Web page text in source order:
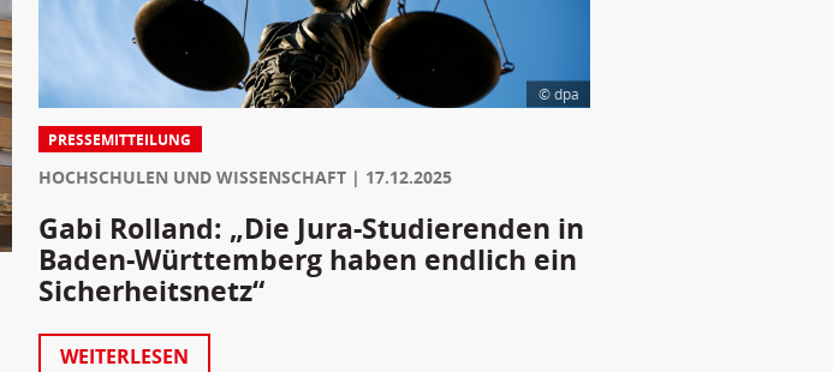
© dpa
PRESSEMITTEILUNG
HOCHSCHULEN UND WISSENSCHAFT 17.12.2025
Gabi Rolland: „Die Jura-Studierenden in
Baden-Württemberg haben endlich ein
Sicherheitsnetz“
WEITERLESEN